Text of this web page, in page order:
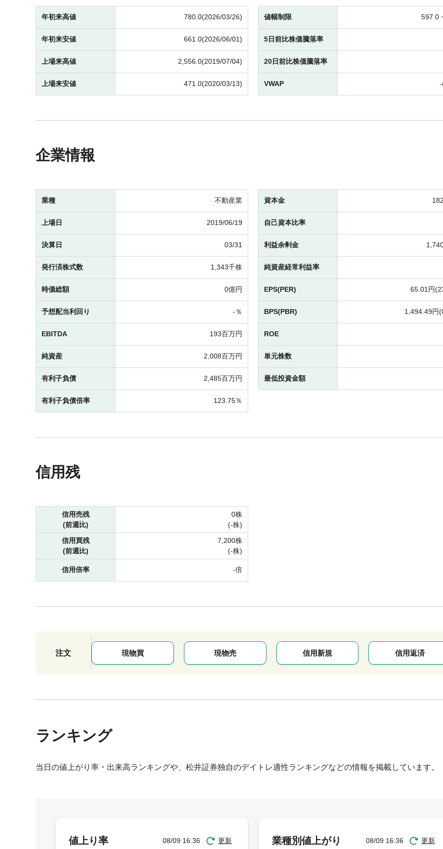
年初来高値 780.0(2026/03/26)
年初来安値 661.0(2026/06/01)
上場来高値 2,556.0(2019/07/04)
上場来安値 471.0(2020/03/13)
値幅制限 597.0
5日前比株価騰落率
20日前比株価騰落率
VWAP
企業情報
業種 不動産業
上場日 2019/06/19
決算日 03/31
発行済株式数 1,343千株
時価総額 0億円
予想配当利回り -％
EBITDA 193百万円
純資産 2,008百万円
有利子負債 2,485百万円
有利子負債倍率 123.75％
資本金
自己資本比率
利益余剰金
純資産経常利益率
EPS(PER) 65.01円(
BPS(PBR) 1,494.49円(
ROE
単元株数
最低投資金額
信用残
信用売残
(前週比)
0株
(-株)
信用買残
(前週比)
7,200株
(-株)
信用倍率 -倍
注文 現物買 現物売 信用新規 信用返済
ランキング
当日の値上がり率・出来高ランキングや、松井証券独自のデイトレ適性ランキングなどの情報を掲載しています。